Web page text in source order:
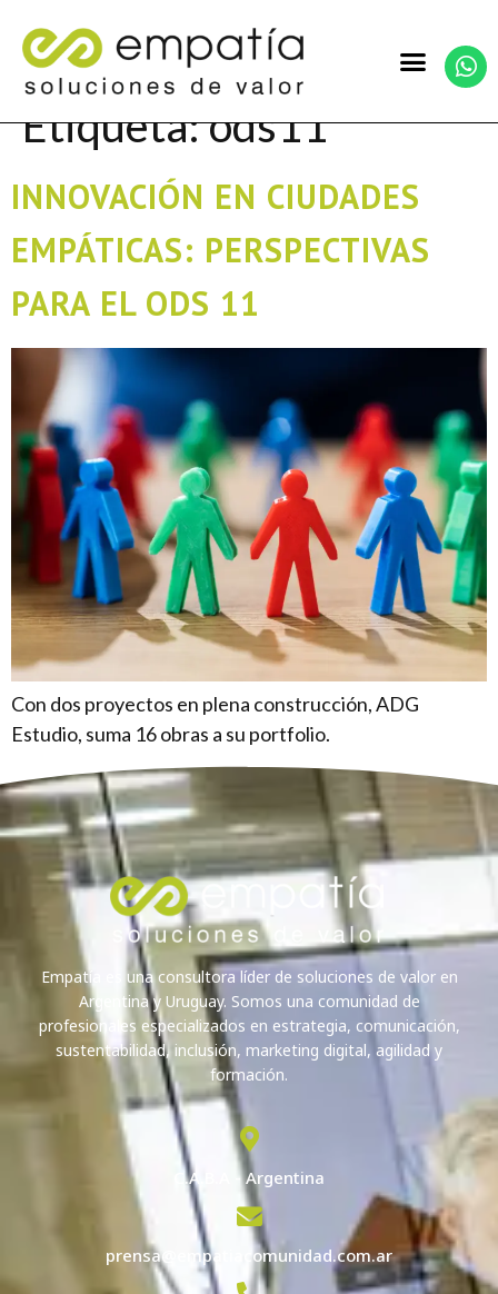
Etiqueta:ods11
INNOVACIÓN EN CIUDADES
EMPÁTICAS: PERSPECTIVAS
PARA EL ODS 11
Con dos proyectos en plena construcción, ADG
Estudio, suma 16 obras a su portfolio.
Empatía es una consultora líder de soluciones de valor en
Argentina y Uruguay. Somos una comunidad de
profesionales especializados en estrategia, comunicación,
sustentabilidad, inclusión, marketing digital, agilidad y
formación.
C.A.B.A - Argentina
prensa@empatiacomunidad.com.ar